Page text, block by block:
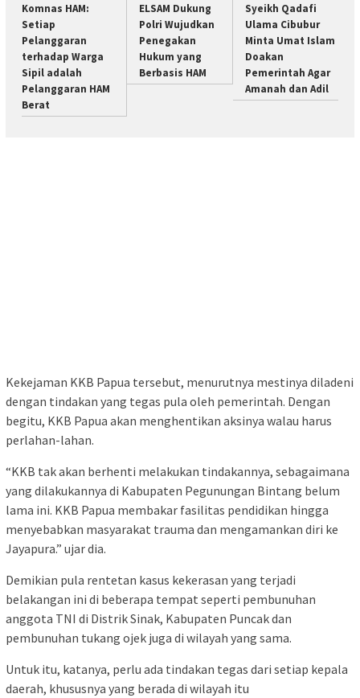
Komnas HAM:
Setiap
Pelanggaran
terhadap Warga
Sipil adalah
Pelanggaran HAM
Berat
ELSAM Dukung
Polri Wujudkan
Penegakan
Hukum yang
Berbasis HAM
Syeikh Qadafi
Ulama Cibubur
Minta Umat Islam
Doakan
Pemerintah Agar
Amanah dan Adil
Kekejaman KKB Papua tersebut, menurutnya mestinya diladeni
dengan tindakan yang tegas pula oleh pemerintah. Dengan
begitu, KKB Papua akan menghentikan aksinya walau harus
perlahan-lahan.
“KKB tak akan berhenti melakukan tindakannya, sebagaimana
yang dilakukannya di Kabupaten Pegunungan Bintang belum
lama ini. KKB Papua membakar fasilitas pendidikan hingga
menyebabkan masyarakat trauma dan mengamankan diri ke
Jayapura.” ujar dia.
Demikian pula rentetan kasus kekerasan yang terjadi
belakangan ini di beberapa tempat seperti pembunuhan
anggota TNI di Distrik Sinak, Kabupaten Puncak dan
pembunuhan tukang ojek juga di wilayah yang sama.
Untuk itu, katanya, perlu ada tindakan tegas dari setiap kepala
daerah, khususnya yang berada di wilayah itu